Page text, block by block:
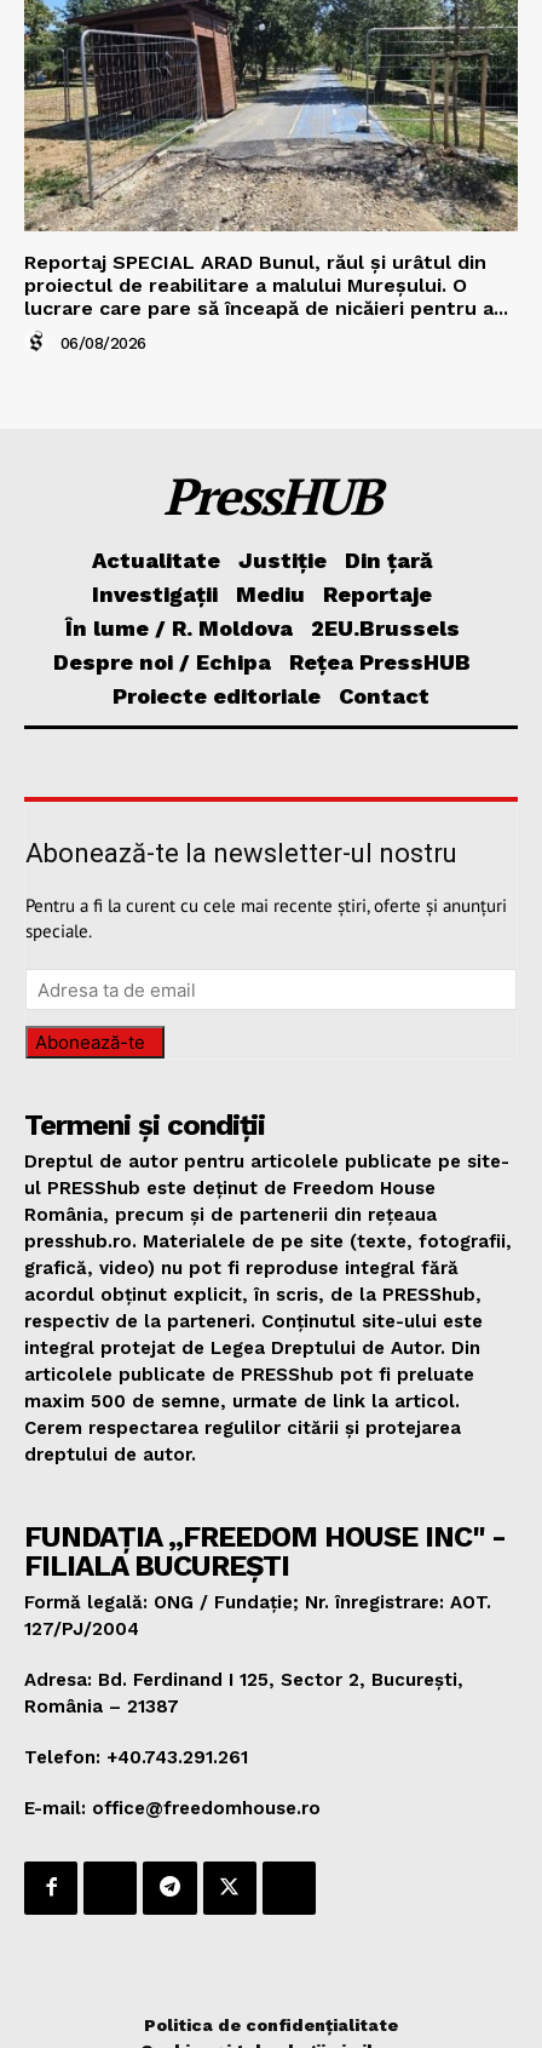
Reportaj SPECIAL ARAD Bunul, răul și urâtul din
proiectul de reabilitare a malului Mureșului. O
lucrare care pare să înceapă de nicăieri pentru a...
06/08/2026
PressHUB
Actualitate Justiție
Din țară
Investigații
Mediu
Reportaje
În lume / R. Moldova
2EU.Brussels
Despre noi / Echipa
Rețea PressHUB
Proiecte editoriale
Contact
Abonează-te la newsletter-ul nostru
Pentru a fi la curent cu cele mai recente știri, oferte și anunțuri
speciale.
Abonează-te
Termeni și condiții
Dreptul de autor pentru articolele publicate pe site-
ul PRESShub este deținut de Freedom House
România, precum și de partenerii din rețeaua
presshub.ro. Materialele de pe site (texte, fotografii,
grafică, video) nu pot fi reproduse integral fără
acordul obținut explicit, în scris, de la PRESShub,
respectiv de la parteneri. Conținutul site-ului este
integral protejat de Legea Dreptului de Autor. Din
articolele publicate de PRESShub pot fi preluate
maxim 500 de semne, urmate de link la articol.
Cerem respectarea regulilor citării și protejarea
dreptului de autor.
FUNDAȚIA „FREEDOM HOUSE INC" -
FILIALA BUCUREȘTI
Formă legală: ONG / Fundație; Nr. înregistrare: AOT.
127/PJ/2004
Adresa: Bd. Ferdinand I 125, Sector 2, București,
România – 21387
Telefon: +40.743.291.261
E-mail: office@freedomhouse.ro
Politica de confidențialitate